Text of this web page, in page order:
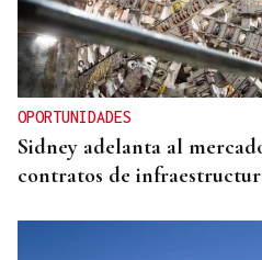
OPORTUNIDADES
Sidney adelanta al
contratos de